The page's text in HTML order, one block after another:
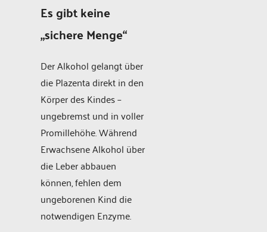
Es gibt keine
„sichere Menge“
Der Alkohol gelangt über
die Plazenta direkt in den
Körper des Kindes –
ungebremst und in voller
Promillehöhe. Während
Erwachsene Alkohol über
die Leber abbauen
können, fehlen dem
ungeborenen Kind die
notwendigen Enzyme.